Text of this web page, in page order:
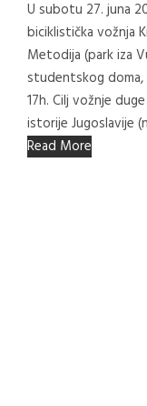
U subotu 27. juna
biciklistička vožnja
Metodija (park iza
studentskog doma,
17h. Cilj vožnje
istorije Jugoslavije
Read More